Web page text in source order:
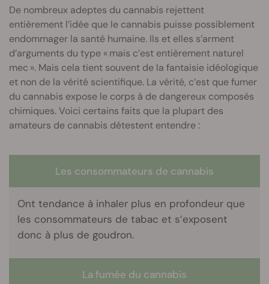
De nombreux adeptes du cannabis rejettent
entièrement l’idée que le cannabis puisse possiblement
endommager la santé humaine. Ils et elles s’arment
d’arguments du type « mais c’est entièrement naturel
mec ». Mais cela tient souvent de la fantaisie idéologique
et non de la vérité scientifique. La vérité, c’est que fumer
du cannabis expose le corps à de dangereux composés
chimiques. Voici certains faits que la plupart des
amateurs de cannabis détestent entendre :
Les consommateurs de cannabis
Ont tendance à inhaler plus en profondeur que
les consommateurs de tabac et s’exposent
donc à plus de goudron.
La fumée du cannabis